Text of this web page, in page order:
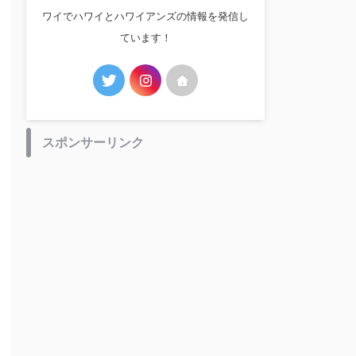
ワイでハワイとハワイアンズの情報を発信し
ています！
スポンサーリンク